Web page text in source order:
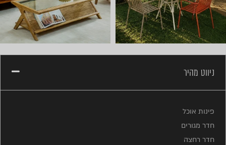
ניווט מהיר
פינות אוכל
חדר מגורים
חדר רחצה